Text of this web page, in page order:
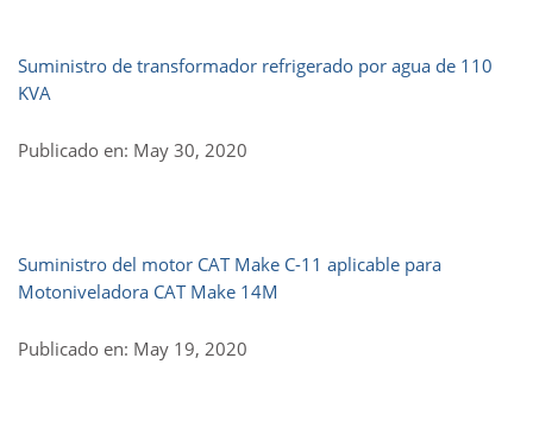
Suministro de transformador refrigerado por agua de 110
KVA
Publicado en: May 30, 2020
Suministro del motor CAT Make C-11 aplicable para
Motoniveladora CAT Make 14M
Publicado en: May 19, 2020